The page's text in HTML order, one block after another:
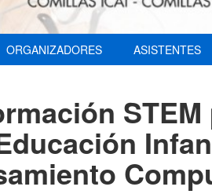
ORGANIZADORES ASISTENTES
STEM